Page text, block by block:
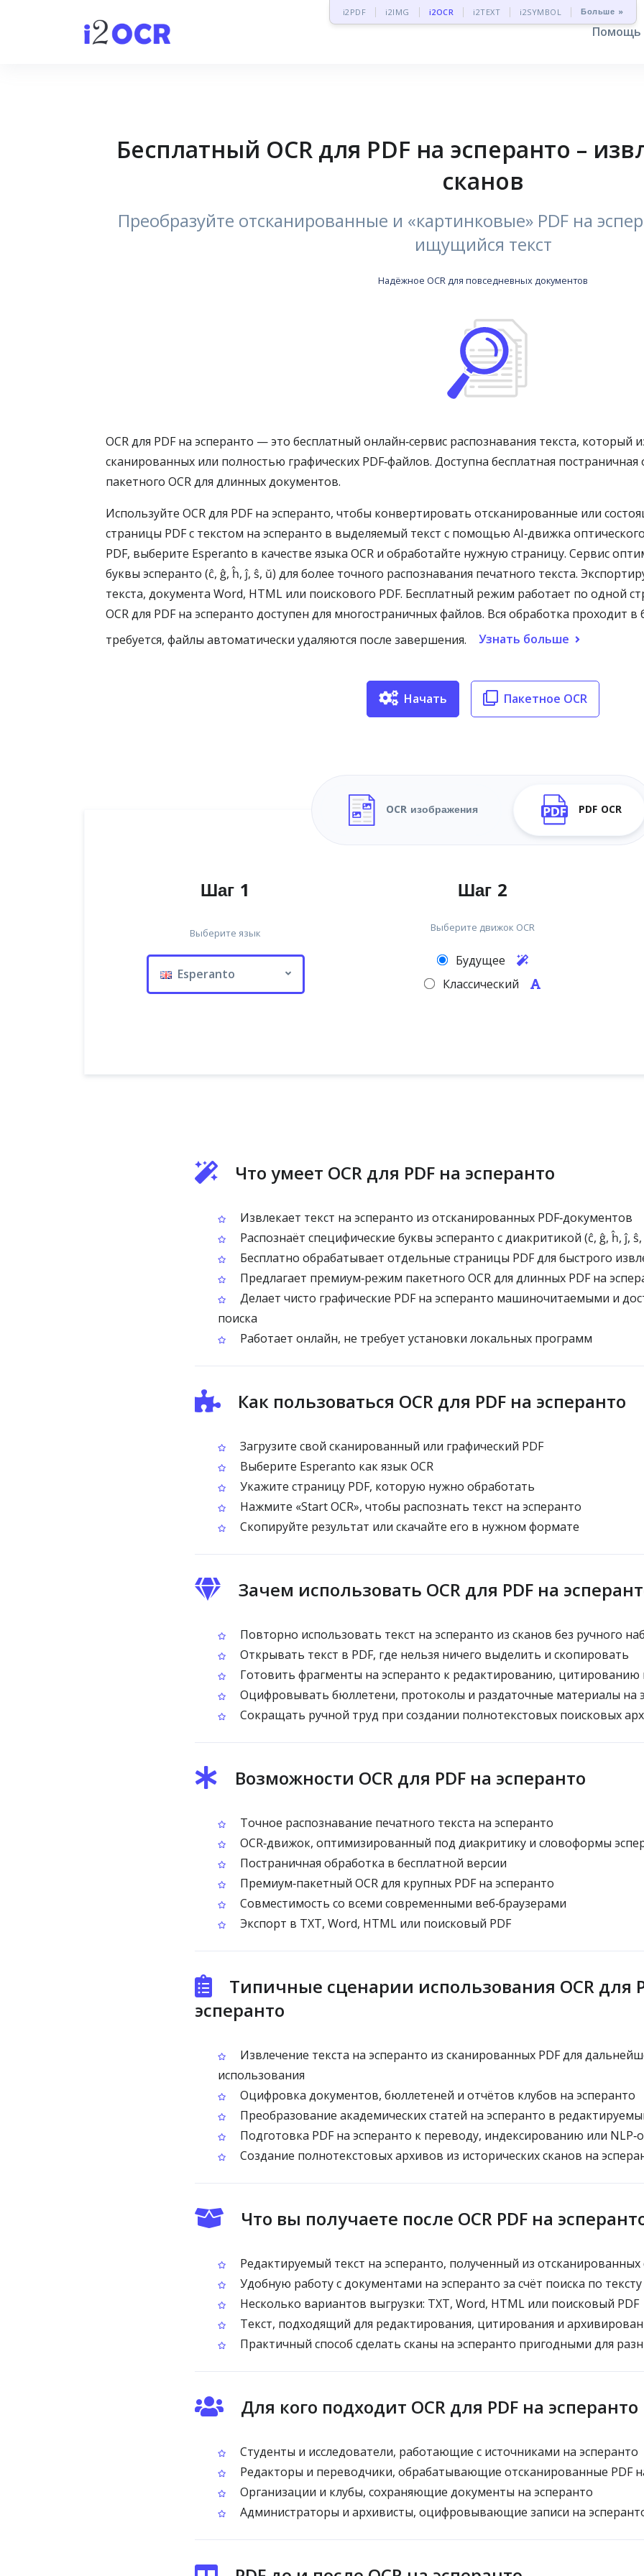
i2PDF i2IMG i2OCR i2TEXT i2SYMBOL Больше »
Помощь
Бесплатный OCR для PDF на эсперанто –
сканов
Преобразуйте отсканированные и «картинковые» PDF на
ищущийся текст
Надёжное OCR для повседневных документов
OCR для PDF на эсперанто — это бесплатный онлайн‑сервис распознавания текста, который
сканированных или полностью графических PDF‑файлов. Доступна бесплатная
пакетного OCR для длинных документов.
Используйте OCR для PDF на эсперанто, чтобы конвертировать отсканированные или
страницы PDF с текстом на эсперанто в выделяемый текст с помощью AI‑движка
PDF, выберите Esperanto в качестве языка OCR и обработайте нужную страницу. Сервис
буквы эсперанто (ĉ, ĝ, ĥ, ĵ, ŝ, ŭ) для более точного распознавания печатного текста.
текста, документа Word, HTML или поискового PDF. Бесплатный режим работает по одной
OCR для PDF на эсперанто доступен для многостраничных файлов. Вся обработка проходит
требуется, файлы автоматически удаляются после завершения.
Узнать больше
Начать Пакетное OCR
OCR изображения PDF OCR
Шаг 1
Выберите язык
Esperanto
Шаг 2
Выберите движок OCR
Будущее
Классический
Что умеет OCR для PDF на эсперанто
Извлекает текст на эсперанто из отсканированных PDF‑документов
Распознаёт специфические буквы эсперанто с диакритикой (ĉ, ĝ, ĥ, ĵ, ŝ,
Бесплатно обрабатывает отдельные страницы PDF для быстрого
Предлагает премиум‑режим пакетного OCR для длинных PDF на
Делает чисто графические PDF на эсперанто машиночитаемыми и
поиска
Работает онлайн, не требует установки локальных программ
Как пользоваться OCR для PDF на эсперанто
Загрузите свой сканированный или графический PDF
Выберите Esperanto как язык OCR
Укажите страницу PDF, которую нужно обработать
Нажмите «Start OCR», чтобы распознать текст на эсперанто
Скопируйте результат или скачайте его в нужном формате
Зачем использовать OCR для PDF на
Повторно использовать текст на эсперанто из сканов без ручного
Открывать текст в PDF, где нельзя ничего выделить и скопировать
Готовить фрагменты на эсперанто к редактированию, цитированию
Оцифровывать бюллетени, протоколы и раздаточные материалы на
Сокращать ручной труд при создании полнотекстовых поисковых
Возможности OCR для PDF на эсперанто
Точное распознавание печатного текста на эсперанто
OCR‑движок, оптимизированный под диакритику и словоформы
Постраничная обработка в бесплатной версии
Премиум‑пакетный OCR для крупных PDF на эсперанто
Совместимость со всеми современными веб‑браузерами
Экспорт в TXT, Word, HTML или поисковый PDF
Типичные сценарии использования OCR для
эсперанто
Извлечение текста на эсперанто из сканированных PDF для
использования
Оцифровка документов, бюллетеней и отчётов клубов на эсперанто
Преобразование академических статей на эсперанто в
Подготовка PDF на эсперанто к переводу, индексированию или
Создание полнотекстовых архивов из исторических сканов на
Что вы получаете после OCR PDF на
Редактируемый текст на эсперанто, полученный из отсканированных
Удобную работу с документами на эсперанто за счёт поиска по тексту
Несколько вариантов выгрузки: TXT, Word, HTML или поисковый PDF
Текст, подходящий для редактирования, цитирования и
Практичный способ сделать сканы на эсперанто пригодными для
Для кого подходит OCR для PDF на эсперанто
Студенты и исследователи, работающие с источниками на эсперанто
Редакторы и переводчики, обрабатывающие отсканированные PDF
Организации и клубы, сохраняющие документы на эсперанто
Администраторы и архивисты, оцифровывающие записи на